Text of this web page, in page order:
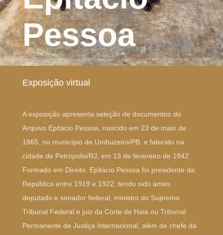
Pessoa
Exposição virtual
A exposição apresenta seleção de documentos do
Arquivo Epitácio Pessoa, nascido em 23 de maio de
1865, no município de Umbuzeiro/PB, e falecido na
cidade de Petrópolis/RJ, em 13 de fevereiro de 1942.
Formado em Direito, Epitácio Pessoa foi presidente da
República entre 1919 e 1922, tendo sido antes
deputado e senador federal, ministro do Supremo
Tribunal Federal e juiz da Corte de Haia ou Tribunal
Permanente de Justiça Internacional, além de chefe da